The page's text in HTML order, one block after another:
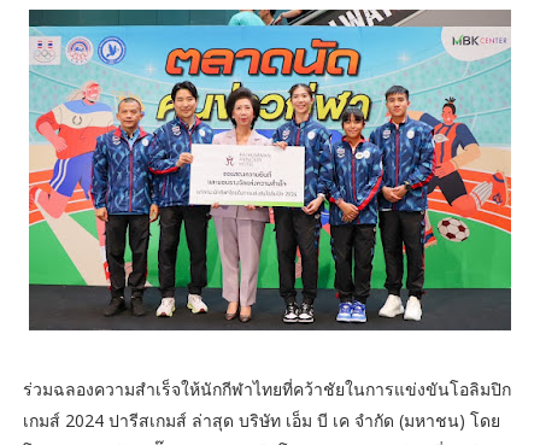
ร่วมฉลองความสำเร็จให้นักกีฬาไทยที่คว้าชัยในการแข่งขันโอลิมปิก
เกมส์ 2024 ปารีสเกมส์ ล่าสุด บริษัท เอ็ม บี เค จำกัด (มหาชน) โดย